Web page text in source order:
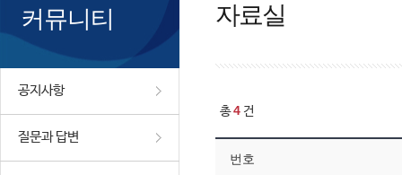
커뮤니티
공지사항
질문과 답변
자료실
총4 건
번호